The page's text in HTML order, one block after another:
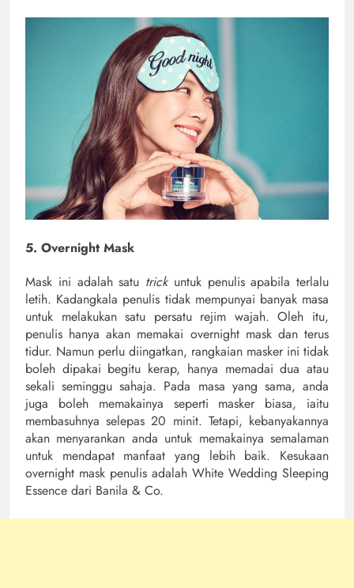
5. Overnight Mask
Mask ini adalah satu trickuntuk penulis apabila terlalu
letih. Kadangkala penulis tidak mempunyai banyak masa
untuk melakukan satu persatu rejim wajah. Oleh itu,
penulis hanya akan memakai overnight mask dan terus
tidur. Namun perlu diingatkan, rangkaian masker ini tidak
boleh dipakai begitu kerap, hanya memadai dua atau
sekali seminggu sahaja. Pada masa yang sama, anda
juga boleh memakainya seperti masker biasa, iaitu
membasuhnya selepas 20 minit. Tetapi, kebanyakannya
akan menyarankan anda untuk memakainya semalaman
untuk mendapat manfaat yang lebih baik. Kesukaan
overnight mask penulis adalah White Wedding Sleeping
Essence dari Banila & Co.